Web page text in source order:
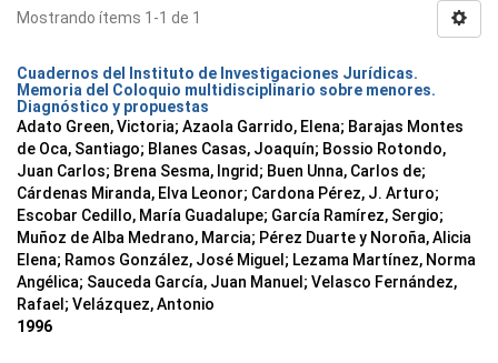
Mostrando ítems 1-1 de 1
Cuadernos del Instituto de Investigaciones Jurídicas.
Memoria del Coloquio multidisciplinario sobre menores.
Diagnóstico y propuestas
Adato Green, Victoria; Azaola Garrido, Elena; Barajas Montes
de Oca, Santiago; Blanes Casas, Joaquín; Bossio Rotondo,
Juan Carlos; Brena Sesma, Ingrid; Buen Unna, Carlos de;
Cárdenas Miranda, Elva Leonor; Cardona Pérez, J. Arturo;
Escobar Cedillo, María Guadalupe; García Ramírez, Sergio;
Muñoz de Alba Medrano, Marcia; Pérez Duarte y Noroña, Alicia
Elena; Ramos González, José Miguel; Lezama Martínez, Norma
Angélica; Sauceda García, Juan Manuel; Velasco Fernández,
Rafael; Velázquez, Antonio
1996